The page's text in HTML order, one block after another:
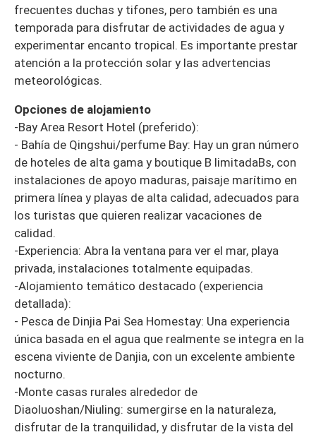
frecuentes duchas y tifones, pero también es una
temporada para disfrutar de actividades de agua y
experimentar encanto tropical. Es importante prestar
atención a la protección solar y las advertencias
meteorológicas.
Opciones de alojamiento
-Bay Area Resort Hotel (preferido):
- Bahía de Qingshui/perfume Bay: Hay un gran número
de hoteles de alta gama y boutique B limitadaBs, con
instalaciones de apoyo maduras, paisaje marítimo en
primera línea y playas de alta calidad, adecuados para
los turistas que quieren realizar vacaciones de
calidad.
-Experiencia: Abra la ventana para ver el mar, playa
privada, instalaciones totalmente equipadas.
-Alojamiento temático destacado (experiencia
detallada):
- Pesca de Dinjia Pai Sea Homestay: Una experiencia
única basada en el agua que realmente se integra en la
escena viviente de Danjia, con un excelente ambiente
nocturno.
-Monte casas rurales alrededor de
Diaoluoshan/Niuling: sumergirse en la naturaleza,
disfrutar de la tranquilidad, y disfrutar de la vista del